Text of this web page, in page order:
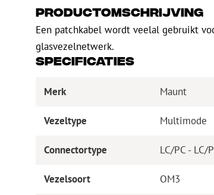
Productomschrijving
Een patchkabel wordt veelal gebruikt
glasvezelnetwerk.
Specificaties
Merk Maunt
Vezeltype Multimode
Connectortype LC/PC - LC/
Vezelsoort OM3